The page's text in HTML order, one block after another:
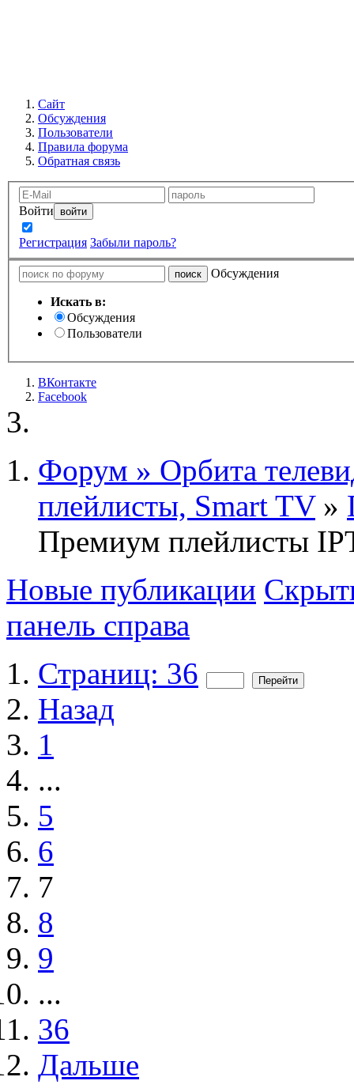
Сайт
Обсуждения
Пользователи
Правила форума
Обратная связь
Войти
Регистрация Забыли пароль?
Обсуждения
Искать в:
Обсуждения
Пользователи
ВКонтакте
Facebook
Форум » Орбита
плейлисты, Smart TV»
Премиум плейлисты
Новые публикации
панель справа
Страниц: 36
Назад
1
...
5
6
7
8
9
...
36
Дальше